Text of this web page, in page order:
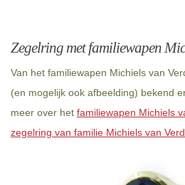
Zegelring met familiewapen
Van het familiewapen Michiels van
(en mogelijk ook afbeelding) bekend
meer over het familiewapen Michiels
zegelring van familie Michiels van